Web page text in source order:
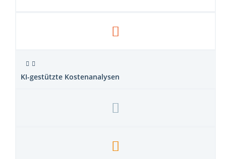
KI-gestützte Kostenanalysen